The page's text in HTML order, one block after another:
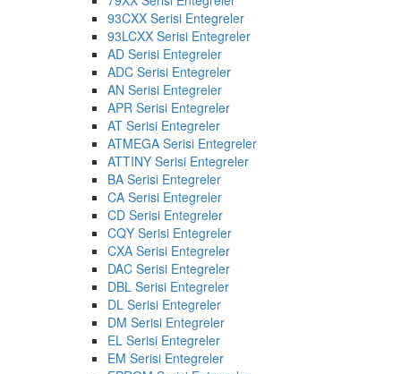
93CXX Serisi Entegreler
93LCXX Serisi Entegreler
AD Serisi Entegreler
ADC Serisi Entegreler
AN Serisi Entegreler
APR Serisi Entegreler
AT Serisi Entegreler
ATMEGA Serisi Entegreler
ATTINY Serisi Entegreler
BA Serisi Entegreler
CA Serisi Entegreler
CD Serisi Entegreler
CQY Serisi Entegreler
CXA Serisi Entegreler
DAC Serisi Entegreler
DBL Serisi Entegreler
DL Serisi Entegreler
DM Serisi Entegreler
EL Serisi Entegreler
EM Serisi Entegreler